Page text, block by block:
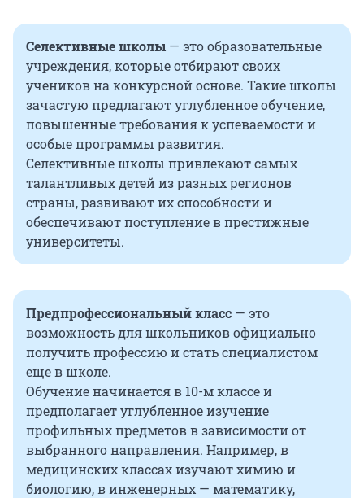
Селективные школы — это образовательные
учреждения, которые отбирают своих
учеников на конкурсной основе. Такие школы
зачастую предлагают углубленное обучение,
повышенные требования к успеваемости и
особые программы развития.
Селективные школы привлекают самых
талантливых детей из разных регионов
страны, развивают их способности и
обеспечивают поступление в престижные
университеты.
Предпрофессиональный класс — это
возможность для школьников официально
получить профессию и стать специалистом
еще в школе.
Обучение начинается в 10-м классе и
предполагает углубленное изучение
профильных предметов в зависимости от
выбранного направления. Например, в
медицинских классах изучают химию и
биологию, в инженерных — математику,